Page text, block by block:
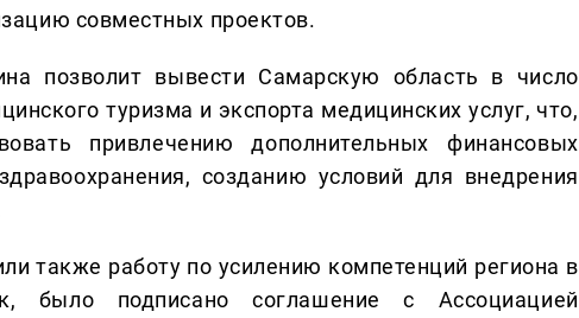
совместных проектов.
позволит вывести Самарскую область в число
туризма и экспорта медицинских услуг, что,
привлечению дополнительных финансовых
созданию условий для внедрения
также работу по усилению компетенций региона в
было подписано соглашение с Ассоциацией